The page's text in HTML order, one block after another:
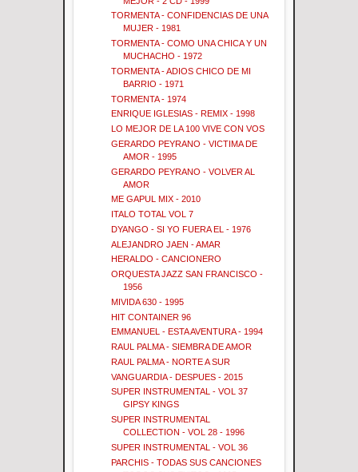
TORMENTA - CONFIDENCIAS DE UNA
MUJER - 1981
TORMENTA - COMO UNA CHICA Y UN
MUCHACHO - 1972
TORMENTA - ADIOS CHICO DE MI
BARRIO - 1971
TORMENTA - 1974
ENRIQUE IGLESIAS - REMIX - 1998
LO MEJOR DE LA 100 VIVE CON VOS
GERARDO PEYRANO - VICTIMA DE
AMOR - 1995
GERARDO PEYRANO - VOLVER AL
AMOR
ME GAPUL MIX - 2010
ITALO TOTAL VOL 7
DYANGO - SI YO FUERA EL - 1976
ALEJANDRO JAEN - AMAR
HERALDO - CANCIONERO
ORQUESTA JAZZ SAN FRANCISCO -
1956
MIVIDA 630 - 1995
HIT CONTAINER 96
EMMANUEL - ESTA AVENTURA - 1994
RAUL PALMA - SIEMBRA DE AMOR
RAUL PALMA - NORTE A SUR
VANGUARDIA - DESPUES - 2015
SUPER INSTRUMENTAL - VOL 37
GIPSY KINGS
SUPER INSTRUMENTAL
COLLECTION - VOL 28 - 1996
SUPER INSTRUMENTAL - VOL 36
PARCHIS - TODAS SUS CANCIONES